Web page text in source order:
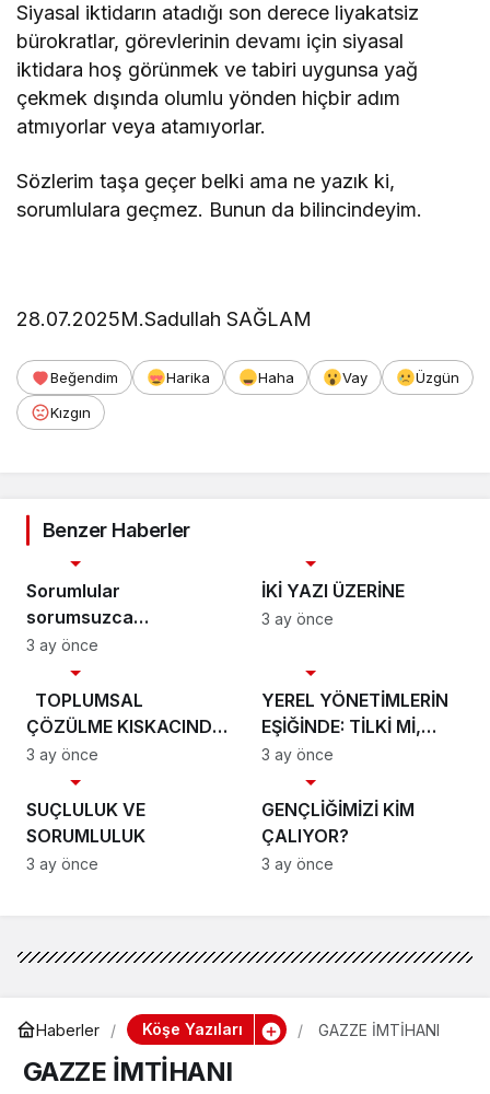
Siyasal iktidarın atadığı son derece liyakatsiz
bürokratlar, görevlerinin devamı için siyasal
iktidara hoş görünmek ve tabiri uygunsa yağ
çekmek dışında olumlu yönden hiçbir adım
atmıyorlar veya atamıyorlar.
Sözlerim taşa geçer belki ama ne yazık ki,
sorumlulara geçmez. Bunun da bilincindeyim.
28.07.2025M.Sadullah SAĞLAM
Beğendim Harika Haha Vay
Üzgün
Kızgın
Benzer Haberler
Sorumlular
sorumsuzca
konuşamazlar.
3 ay önce
İKİ YAZI ÜZERİNE
3 ay önce
TOPLUMSAL
ÇÖZÜLME KISKACINDA
DOĞU, BATI VE
TÜRKİYE
Köşe Yazıları
3 ay önce
YEREL YÖNETİMLERİN
EŞİĞİNDE: TİLKİ Mİ,
KİRPİ Mİ?
3 ay önce
SUÇLULUK VE
SORUMLULUK
Köşe Yazıları
3 ay önce
GENÇLİĞİMİZİ KİM
ÇALIYOR?
Köşe Yazıları
3 ay önce
Haberler Köşe Yazıları GAZZE İMTİHANI
GAZZE İMTİHANI